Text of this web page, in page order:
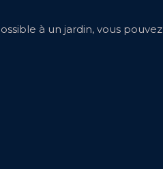
à un jardin, vous